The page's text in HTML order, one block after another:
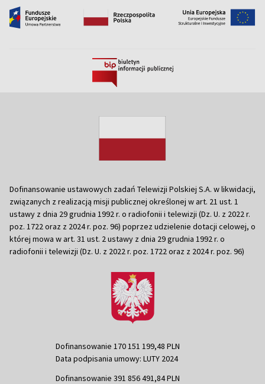
Dofinansowanie ustawowych zadań Telewizji Polskiej S.A. w likwidacji,
związanych z realizacją misji publicznej określonej w art. 21 ust. 1
ustawy z dnia 29 grudnia 1992 r. o radiofonii i telewizji (Dz. U. z 2022 r.
poz. 1722 oraz z 2024 r. poz. 96) poprzez udzielenie dotacji celowej, o
której mowa w art. 31 ust. 2 ustawy z dnia 29 grudnia 1992 r. o
radiofonii i telewizji (Dz. U. z 2022 r. poz. 1722 oraz z 2024 r. poz. 96)
Dofinansowanie 170 151 199,48 PLN
Data podpisania umowy: LUTY 2024
Dofinansowanie 391 856 491,84 PLN